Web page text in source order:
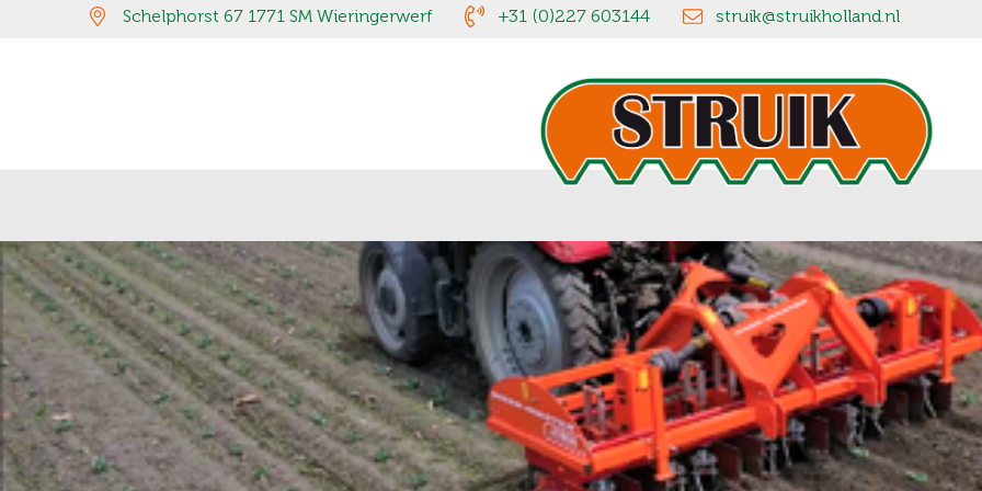
Schelphorst 67 1771 SM Wieringerwerf +31 (0)227 603144 struik@struikholland.nl